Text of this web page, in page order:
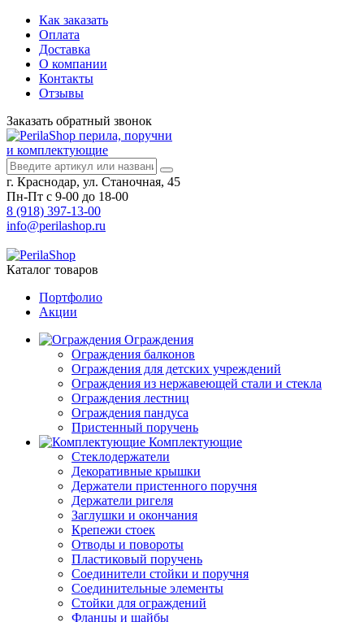
Как заказать
Оплата
Доставка
О компании
Контакты
Отзывы
Заказать обратный звонок
перила, поручни
и комплектующие
г. Краснодар, ул. Станочная, 45
Пн-Пт с 9-00 до 18-00
8 (918) 397-13-00
info@perilashop.ru
Каталог товаров
Портфолио
Акции
Ограждения
Ограждения балконов
Ограждения для детских учреждений
Ограждения из нержавеющей стали и стекла
Ограждения лестниц
Ограждения пандуса
Пристенный поручень
Комплектующие
Стеклодержатели
Декоративные крышки
Держатели пристенного поручня
Держатели ригеля
Заглушки и окончания
Крепежи стоек
Отводы и повороты
Пластиковый поручень
Соединители стойки и поручня
Соединительные элементы
Стойки для ограждений
Фланцы и шайбы